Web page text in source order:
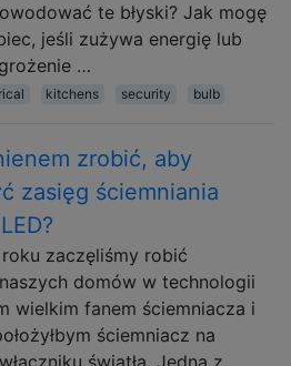
te błyski? Jak mogę
jeśli zużywa energię lub
…
kitchens security bulb
zrobić, aby
zasięg ściemniania
roku zaczęliśmy robić
domów w technologii
wielkim fanem ściemniacza i
ściemniacz na
światła. Jedną z